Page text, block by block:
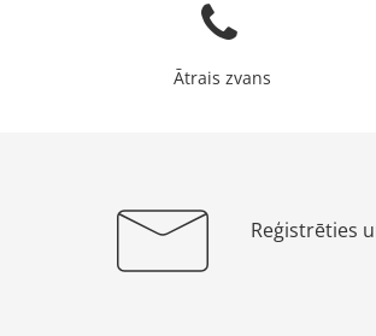
Ātrais zvans
Reģistrēties